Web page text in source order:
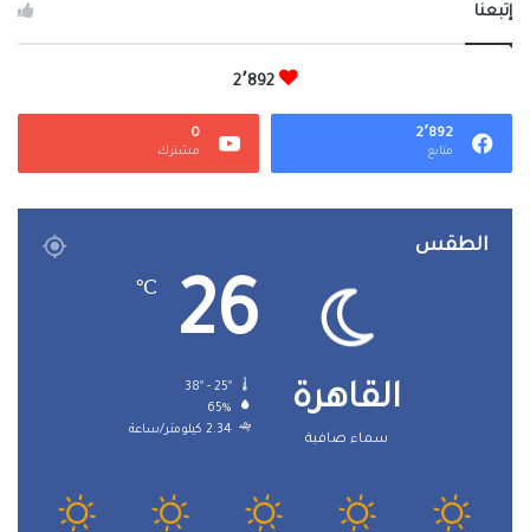
إتبعنا
2٬892
2٬892
متابع
0
مشترك
الطقس
القاهرة
سماء صافية
26
℃
65%
2.34 كيلومتر/ساعة